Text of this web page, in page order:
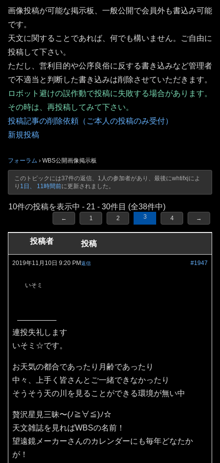
画像投稿が可能な掲示板、一般公開で会員外も書込み可能
です。
天文に関することであれば、何でも構いません。ご自由に
投稿して下さい。
ただし、営利目的や公序良俗に反する書き込みなど管理者
で不適当と判断した書き込みは削除させていただきます。
ロボット避けの誤作動で投稿に失敗する場合があります。
その時は、再投稿してみて下さい。
投稿記事の削除依頼（ご本人の投稿のみ受付）
新規投稿
フォーラム › WBS公開画像掲示板
このトピックには37件の返信、1人の参加者があり、最後にwhtifxjによ
り 1日、 11時間前に更新されました。
10件の投稿を表示中 - 21 - 30件目 (全38件中)
← 1 2 3 4 →
投稿者 投稿
2019年11月10日 9:20 PM #1947
返信
いそミ
連投失礼します
いそミ☆です。
お天気の都合であったり月齢であったり
中々、上手く皆さんとご一緒できなかったり
そうそう天の川を見ることができる環境が無い中
贅沢星見三昧〜(ﾉ≧∀≦)ﾉ☆
天文雑誌を見ればWBSの名前！
望遠鏡メーカーさんのカレンダーにも毎年どなたか
が！